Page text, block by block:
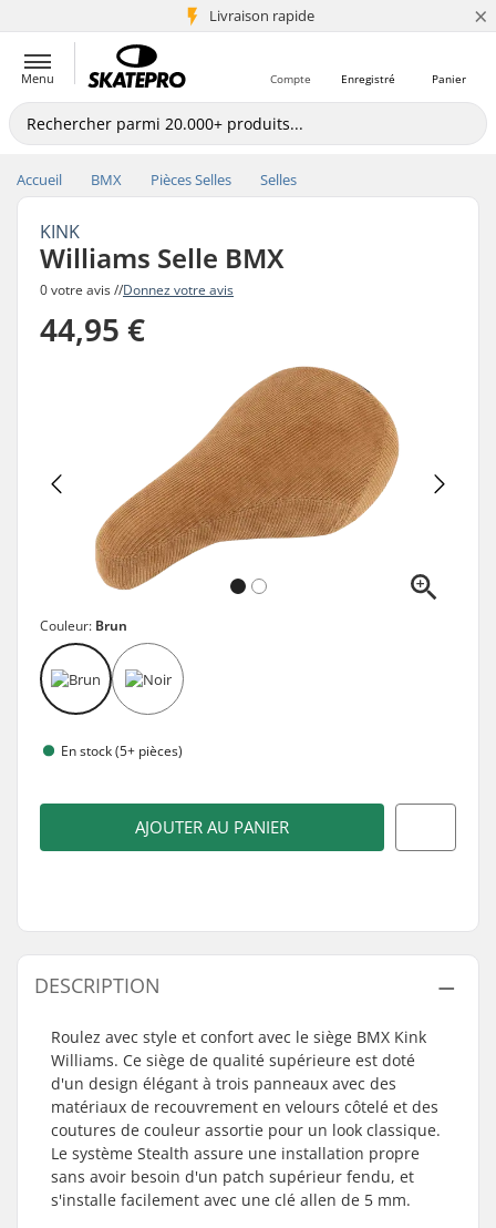
Livraison rapide
+5 mio de clients ×
Menu Panier
Enregistré
Compte
Accueil BMX Pièces Selles Selles
KINK
Williams Selle BMX
0 votre avis //Donnez votre avis
44,95 €
Couleur: Brun
En stock (5+ pièces)
AJOUTER AU PANIER
DESCRIPTION
Roulez avec style et confort avec le siège BMX Kink
Williams. Ce siège de qualité supérieure est doté
d'un design élégant à trois panneaux avec des
matériaux de recouvrement en velours côtelé et des
coutures de couleur assortie pour un look classique.
Le système Stealth assure une installation propre
sans avoir besoin d'un patch supérieur fendu, et
s'installe facilement avec une clé allen de 5 mm.